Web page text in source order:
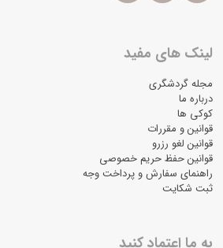
لینک های مفید
مجله گردشگری
درباره ما
کوکی ها
قوانین و مقررات
قوانین لغو رزرو
قوانین حفظ حریم خصوصی
راهنمای سفارش و پرداخت وجه
ثبت شکایت
به ما اعتماد کنید